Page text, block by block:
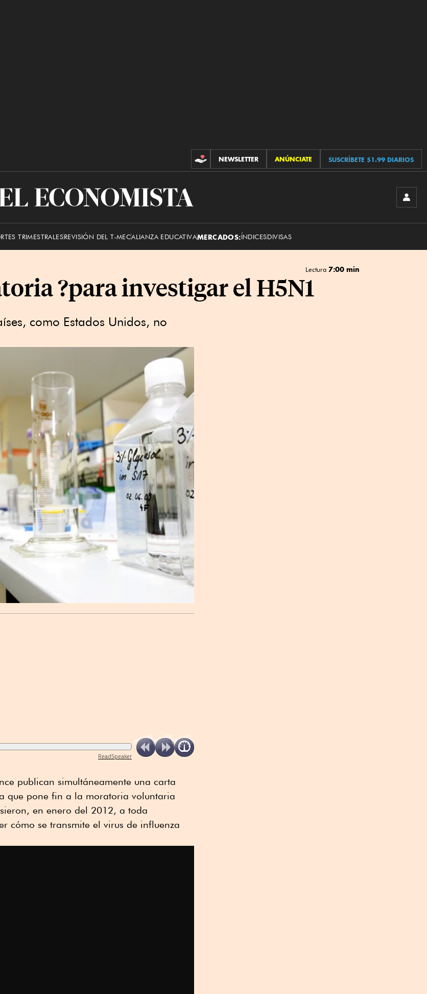
CONTRIBUCIONES
NEWSLETTER ANÚNCIATE SUSCRÍBETE $1.99 DIARIOS
El
TRIMESTRALESREVISIÓN DEL T-MECALIANZA EDUCATIVAMERCADOS:ÍNDICESDIVISAS
Lectura 7:00 min
?para investigar el H5N1
como Estados Unidos, no
ReadSpeaker
publican simultáneamente una carta
que pone fin a la moratoria voluntaria
en enero del 2012, a toda
cómo se transmite el virus de influenza